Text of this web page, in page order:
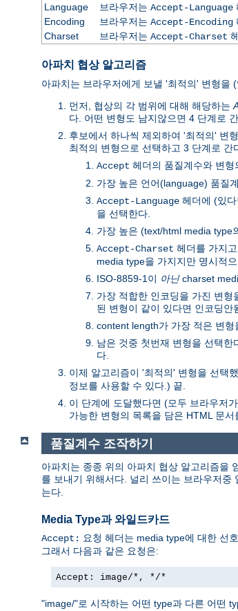
Language
브라우저는 Accept-Language
Encoding
브라우저는 Accept-Encoding
Charset
브라우저는 Accept-Charset
아파치 협상 알고리즘
아파치는 브라우저에게 보낼 '최적의' 변형을
먼저, 협상의 각 범위에 대해 해당하는
다. 어떤 변형도 남지않으면 4 단계로
후보에서 하나씩 제외하여 '최적의' 변
최적의 변형으로 선택하고 3 단계로 간
Accept 헤더의 품질계수와 변
가장 높은 언어(language) 품질
Accept-Language 헤더에 (있
을 선택한다.
가장 높은 (text/html media type
Accept-Charset 헤더를 가지
media type을 가지지만 명시적
ISO-8859-1이 아닌charset
가장 적합한 인코딩을 가진 변
된 변형이 같이 있다면 인코딩안
content length가 가장 적은 변형
남은 것중 첫번재 변형을 선택
다.
이제 알고리즘이 '최적의' 변형을 선택
정보를 사용할 수 있다.) 끝.
이 단계에 도달했다면 (모두 브라우저
가능한 변형의 목록을 담은 HTML 문서
품질계수 조작하기
아파치는 종종 위의 아파치 협상 알고리즘을
를 보내기 위해서다. 널리 쓰이는 브라우저중
는다.
Media Type과 와일드카드
Accept: 요청 헤더는 media type에 대한 선
그래서 다음과 같은 요청은:
Accept: image/*, */*
"image/"로 시작하는 어떤 type과 다른 어떤